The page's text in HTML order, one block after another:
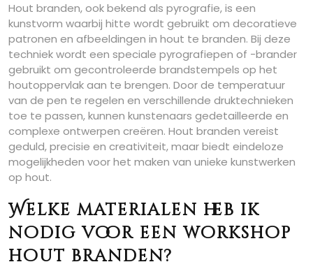
Hout branden, ook bekend als pyrografie, is een
kunstvorm waarbij hitte wordt gebruikt om decoratieve
patronen en afbeeldingen in hout te branden. Bij deze
techniek wordt een speciale pyrografiepen of -brander
gebruikt om gecontroleerde brandstempels op het
houtoppervlak aan te brengen. Door de temperatuur
van de pen te regelen en verschillende druktechnieken
toe te passen, kunnen kunstenaars gedetailleerde en
complexe ontwerpen creëren. Hout branden vereist
geduld, precisie en creativiteit, maar biedt eindeloze
mogelijkheden voor het maken van unieke kunstwerken
op hout.
Welke materialen heb ik
nodig voor een workshop
hout branden?